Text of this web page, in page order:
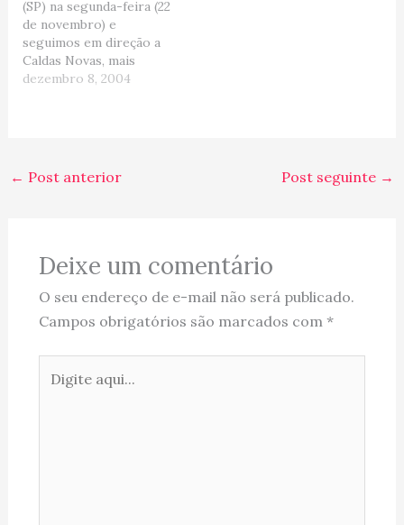
(SP) na segunda-feira (22
de novembro) e
seguimos em direção a
Caldas Novas, mais
especificamente Rio
nem gostamos! O
caminho foi muito
dezembro 8, 2004
← Post anterior Post seguinte →
Deixe um comentário
O seu endereço de e-mail não será publicado.
Campos obrigatórios são marcados com *
aqui...